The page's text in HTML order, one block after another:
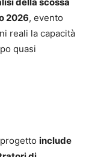
2026, evento
reali la capacità
quasi
include